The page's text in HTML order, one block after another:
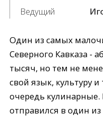
Ведущий
Один из самых
Северного Кавказа -
тысяч, но тем не
свой язык, культуру
очередь
отправился в один